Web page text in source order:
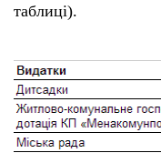
таблиці).